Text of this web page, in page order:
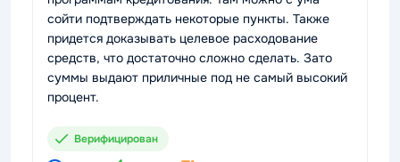
сойти подтверждать некоторые пункты. Также
придется доказывать целевое расходование
средств, что достаточно сложно сделать. Зато
суммы выдают приличные под не самый высокий
процент.
Верифицирован